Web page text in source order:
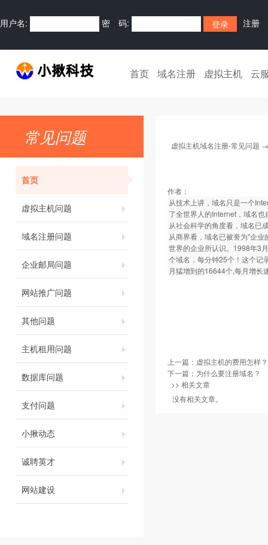
用户名: 密 码: 注册
首页 域名注册 虚拟主机 云
常见问题
首页
虚拟主机问题
域名注册问题
企业邮局问题
网站推广问题
其他问题
主机租用问题
数据库问题
支付问题
小揪动态
诚聘英才
网站建设
虚拟主机域名注册-常见问题
作者：
从技术上讲，域名只是一个
了全世界人的Internet，域名
从社会科学的角度看，域名已
从商界看，域名已被誉为"企
世界的企业所认识。1998年3
个域名，每分钟25个！这个记
月猛增到的16644个,每月增长
上一篇： 虚拟主机的费用怎样？
下一篇： 为什么要注册域名？
>> 相关文章
没有相关文章。